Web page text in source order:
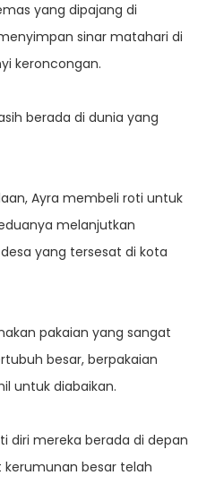
yang dipajang di
sinar matahari di
keroncongan.
berada di dunia yang
Ayra membeli roti untuk
melanjutkan
yang tersesat di kota
pakaian yang sangat
besar, berpakaian
untuk diabaikan.
diri mereka berada di depan
besar telah